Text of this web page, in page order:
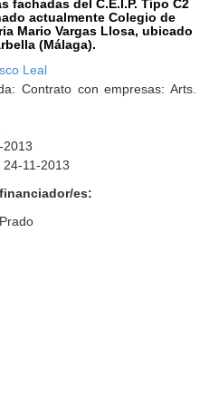
fachadas del C.E.I.P. Tipo C2
actualmente Colegio de
Mario Vargas Llosa, ubicado
(Málaga).
Leal
Contrato con empresas: Arts.
2013
11-2013
es: